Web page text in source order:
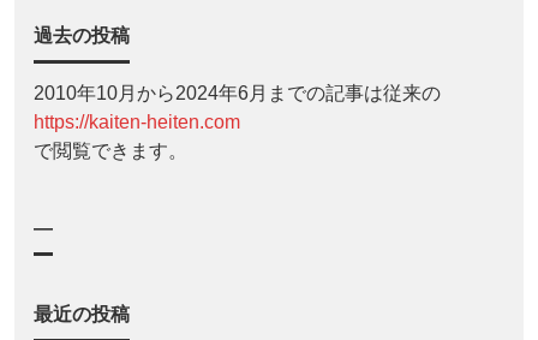
過去の投稿
2010年10月から2024年6月までの記事は従来の
https://kaiten-heiten.com
で閲覧できます。
—
最近の投稿